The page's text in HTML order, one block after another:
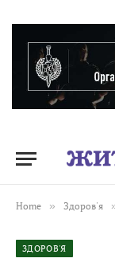
Home » Здоров'я
ЗДОРОВ'Я